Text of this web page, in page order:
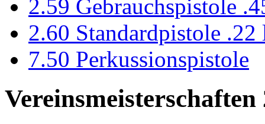
2.59 Gebrauchspistole
2.60 Standardpistole
7.50 Perkussionspistole
Vereinsmeisterschaften